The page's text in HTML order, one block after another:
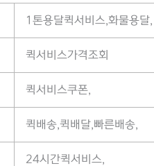
1톤용달퀵서비스,화물용달,
퀵서비스가격조회
퀵서비스쿠폰,
퀵배송,퀵배달,빠른배송,
24시간퀵서비스,